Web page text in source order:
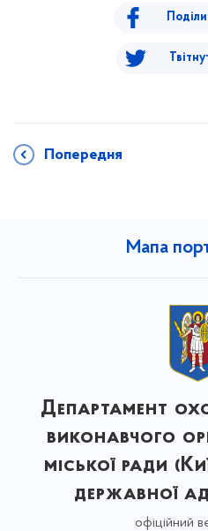
Попередня
Мапа
Департамент
виконавчого
міської ради
державної
офіційний